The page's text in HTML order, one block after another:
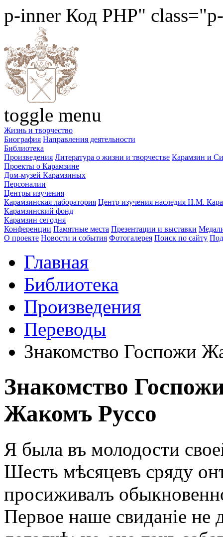
p-inner Код PHP"
toggle menu
Жизнь и творчество
Биография Направления деятельности
Библиотека
Произведения Литература о жизни и творчестве Карамзин и
Проекты о Карамзине
Дом-музей Карамзиных
Персоналии
Центры изучения
Карамзинская лаборатория Центр изучения наследия Н.М.
Карамзинский фонд
Карамзин сегодня
Конференции Памятные места Презентации и выставки
О проекте Новости и события Фотогалерея Поиск по сайту
Главная
Библиотека
Произведения
Переводы
Знакомство Госпожи
Знакомство
Жакомъ Руссо
Я была въ молодости
Шесть мѣсяцевъ сряду
просиживалъ
Первое наше свиданіе не